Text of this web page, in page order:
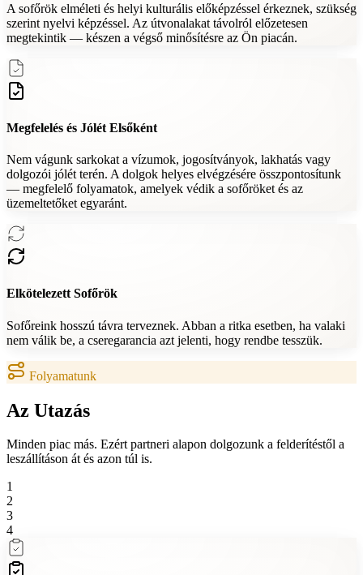
A sofőrök elméleti és helyi kulturális előképzéssel érkeznek, szükség
szerint nyelvi képzéssel. Az útvonalakat távolról előzetesen
megtekintik — készen a végső minősítésre az Ön piacán.
Megfelelés és Jólét Elsőként
Nem vágunk sarkokat a vízumok, jogosítványok, lakhatás vagy
dolgozói jólét terén. A dolgok helyes elvégzésére összpontosítunk
— megfelelő folyamatok, amelyek védik a sofőröket és az
üzemeltetőket egyaránt.
Elkötelezett Sofőrök
Sofőreink hosszú távra terveznek. Abban a ritka esetben, ha valaki
nem válik be, a cseregarancia azt jelenti, hogy rendbe tesszük.
Folyamatunk
Az Utazás
Minden piac más. Ezért partneri alapon dolgozunk a felderítéstől a
leszállításon át és azon túl is.
1
2
3
4